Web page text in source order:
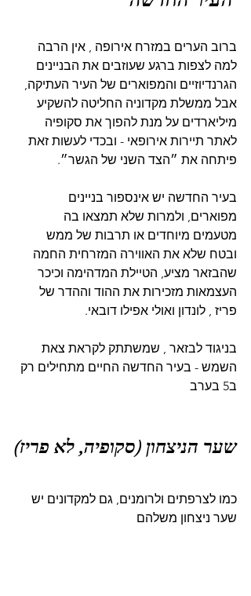
ברוב הערים במזרח אירופה , אין הרבה
למה לצפות ברגע שעוזבים את הבניינים
הגרנדיוזיים והמפוארים של העיר העתיקה,
אבל ממשלת מקדוניה החליטה להשקיע
מיליארדים על מנת להפוך את סקופיה
לאתר תיירות אירופאי - ובכדי לעשות זאת
פיתחה את ״הצד השני של הגשר״.
בעיר החדשה יש אינספור בניינים
מפוארים, ולמרות שלא תמצאו בה
מטעמים מיוחדים או תרבות של ממש
ובטח שלא את האווירה המזרחית החמה
שהבזאר מציע, הטיילת המדהימה וכיכר
העצמאות מזכירות את ההוד וההדר של
פריז , לונדון ואולי אפילו דובאי.
בניגוד לבזאר , שמשתתק לקראת צאת
השמש - בעיר החדשה החיים מתחילים רק
ב5 בערב
שער הניצחון (סקופיה, לא פריז)
כמו לצרפתים ולרומנים, גם למקדונים יש
שער ניצחון משלהם